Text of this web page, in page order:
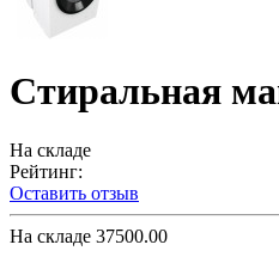
Стиральная
На складе
Рейтинг:
Оставить отзыв
На складе 37500.00